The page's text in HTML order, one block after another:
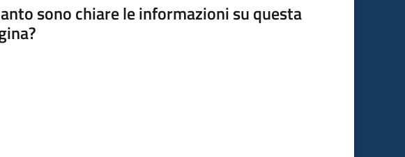
sono chiare le informazioni su questa